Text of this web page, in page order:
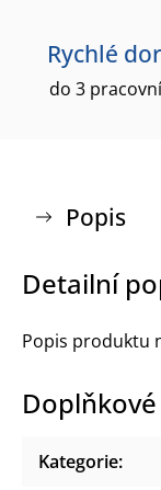
Rychlé
do 3
Popis
Detailní
Popis produktu
Kategorie: